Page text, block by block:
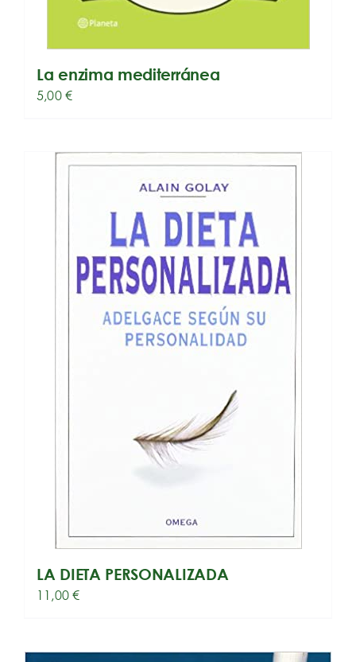
La enzima mediterránea
5,00€
LA DIETA PERSONALIZADA
11,00€